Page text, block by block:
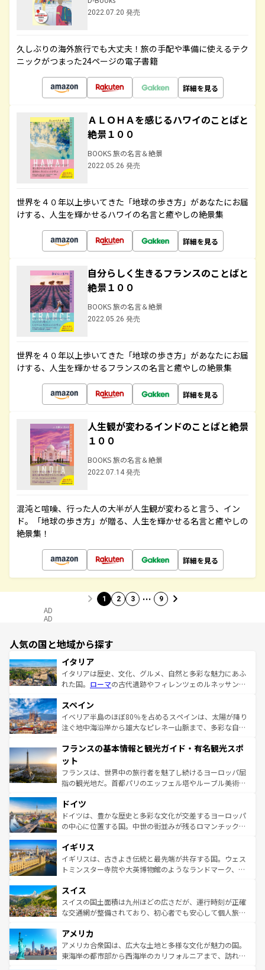
2022.07.20 発売
久しぶりの海外旅行でも大丈夫！旅の手配や準備に使えるテク
ニックがつまった24ページの電子書籍
詳細を見る
ＡＬＯＨＡを感じるハワイのことばと
絶景１００
BOOKS 旅の名言＆絶景
2022.05.26 発売
世界を４０年以上歩いてきた「地球の歩き方」があなたにお届
けする、人生を輝かせるハワイの名言と癒やしの絶景集
詳細を見る
自分らしく生きるフランスのことばと
絶景１００
BOOKS 旅の名言＆絶景
2022.05.26 発売
世界を４０年以上歩いてきた「地球の歩き方」があなたにお届
けする、人生を輝かせるフランスの名言と癒やしの絶景集
詳細を見る
人生観が変わるインドのことばと絶景
１００
BOOKS 旅の名言＆絶景
2022.07.14 発売
混沌と喧噪、行った人の大半が人生観が変わると言う、イン
ド。「地球の歩き方」が贈る、人生を輝かせる名言と癒やしの
絶景集！
詳細を見る
1 2 3 … 9
AD
AD
人気の国と地域から探す
イタリア
イタリアは歴史、文化、グルメ、自然と多彩な魅力にあふ
れた国。 ローマの古代遺跡やフィレンツェのルネッサンス
ろん、トスカーナの美しい田園風景やアマルフィ海岸の絶
景など、自然景観も見逃せない。観光の合間には、本場の
ピザやパスタなど、絶品のイタリア料理を堪能することも
ませてくれるイタリアで、忘れられない旅をしてみよう！
なお、新着のイタリア情報は
しい。
スペイン
イベリア半島のほぼ80％を占めるスペインは、太陽が降り
注ぐ地中海沿岸から雄大なピレネー山脈まで、多彩な自然
文化が根付くこの国では、情熱的なフラメンコ、熱気あふ
れる闘牛、そして美味しいタパスが生活の一部となってい
る。首都マドリードの洗練された雰囲気や、バルセロナの
アートに溢れた街角から、地方では古代ローマ遺跡や中世
せる。地方によって風土や気候が異なるスペインはその個
性で訪れる人を魅了する。 なお、新着のスペイン情報は コ
ンテンツ一覧を参照してほしい。
フランスの基本情報と観光ガイド・有名観光スポ
ット
フランスは、世界中の旅行者を魅了し続けるヨーロッパ屈
指の観光地だ。首都パリのエッフェル塔やルーブル美術館
で、幅広い魅力が詰まっている。華麗な宮殿、歴史的な大
聖堂、美しいビーチ、そして豊かな自然が、訪れる者を心
から魅了する。また、フランスは美食の国としても知ら
いる。シャンパンの発祥地であるランス、プロヴァンスの
香り高いラベンダー畑など、多彩な楽しみ方が可能だ。さ
らに、パリ以外の地域にも魅力が溢れており、どの街角に
れる地方に足を運ぶとそれぞれで全く異なる文化を体験で
きるだろう。 なお、新着のフランス情報はコンテンツ一覧
を参照してほしい。
ドイツ
ドイツは、豊かな歴史と多彩な文化が交差するヨーロッパ
の中心に位置する国。中世の街並みが残るロマンチック街
顔を持つこの国は、どこを歩いても飽きることがない。ベ
ルリンの文化的活気、バイエルン州のアルプスの絶景、そ
してライン川沿いのワイン畑といった風景は必見。ビール
は、お酒好きな人にはぜひ体験してほしい。 なお、新着の
ドイツ情報はコンテンツ一覧を参照してほしい。
イギリス
イギリスは、古きよき伝統と最先端が共存する国。ウェス
トミンスター寺院や大英博物館のようなランドマーク、歴
リアごとに異なる魅力がある。また、優雅なアフタヌーン
ティー、ビール好きにはたまらない英国パブ、サッカー観
戦など、本場だからこそできる体験も豊富。イギリスを旅
ンツ一覧を参照してほしい。
スイス
スイスの国土面積は九州ほどの広さだが、運行時刻が正確
な交通網が整備されており、初心者でも安心して個人旅行
の建物がそのまま残る町や、スイスならではのユニークな
博物館もあり、アルプス観光だけでなく町歩きも満喫する
ことができる。国民の所得が高いため物価も高いが、旅行
アメリカ
アメリカ合衆国は、広大な土地と多様な文化が魅力の国。
東海岸の都市部から西海岸のカリフォルニアまで、訪れる